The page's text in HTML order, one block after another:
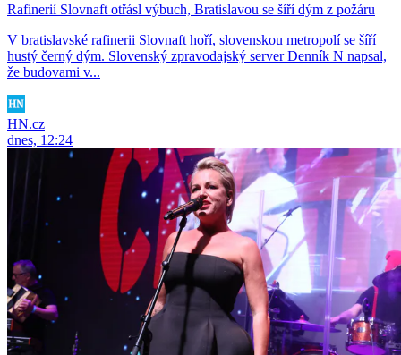
Rafinerií Slovnaft otřásl výbuch, Bratislavou se šíří dým z požáru
V bratislavské rafinerii Slovnaft hoří, slovenskou metropolí se šíří
hustý černý dým. Slovenský zpravodajský server Denník N napsal,
že budovami v...
HN.cz
dnes, 12:24